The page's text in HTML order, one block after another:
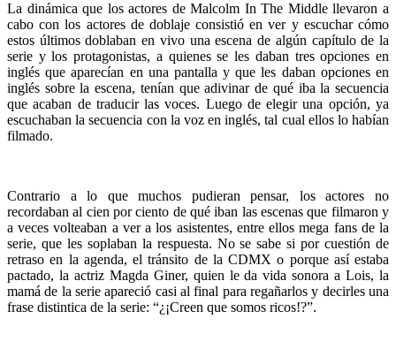
La dinámica que los actores de Malcolm In The Middle llevaron a
cabo con los actores de doblaje consistió en ver y escuchar cómo
estos últimos doblaban en vivo una escena de algún capítulo de la
serie y los protagonistas, a quienes se les daban tres opciones en
inglés que aparecían en una pantalla y que les daban opciones en
inglés sobre la escena, tenían que adivinar de qué iba la secuencia
que acaban de traducir las voces. Luego de elegir una opción, ya
escuchaban la secuencia con la voz en inglés, tal cual ellos lo habían
filmado.
Contrario a lo que muchos pudieran pensar, los actores no
recordaban al cien por ciento de qué iban las escenas que filmaron y
a veces volteaban a ver a los asistentes, entre ellos mega fans de la
serie, que les soplaban la respuesta. No se sabe si por cuestión de
retraso en la agenda, el tránsito de la CDMX o porque así estaba
pactado, la actriz Magda Giner, quien le da vida sonora a Lois, la
mamá de la serie apareció casi al final para regañarlos y decirles una
frase distintica de la serie: “¿¡Creen que somos ricos!?”.